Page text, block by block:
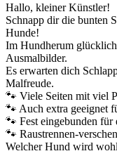
Hallo, kleiner Künstler!
Schnapp dir die bunten
Hunde!
Im Hundherum
Ausmalbilder.
Es erwarten dich
Malfreude.
🐾 Viele Seiten mit viel
🐾 Auch extra geeignet
🐾 Fest eingebunden für
🐾 Raustrennen-
Welcher Hund wird